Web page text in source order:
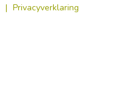
| Privacyverklaring